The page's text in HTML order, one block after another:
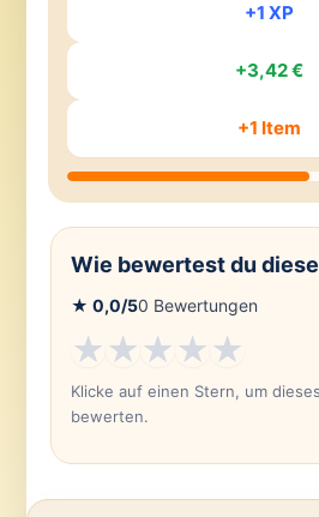
+1 XP
+3,42 €
+1 Item
Wie bewertest du
★ 0,0/50 Bewertungen
★★★★★
Klicke auf einen Stern, um
bewerten.